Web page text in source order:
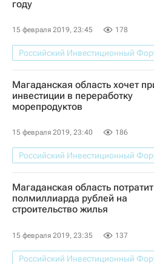
году
15 февраля 2019, 23:45 178
Экономика
Рязанская область
Магаданская область хочет
инвестиции в переработку
морепродуктов
15 февраля 2019, 23:40 186
Экономика
Магаданская
Магаданская область потратит
полмиллиарда рублей на
строительство жилья
15 февраля 2019, 23:35 137